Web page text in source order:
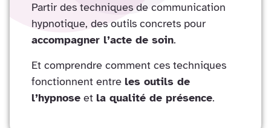
Partir des techniques de communication
hypnotique, des outils concrets pour
accompagner l’acte de soin.
Et comprendre comment ces techniques
fonctionnent entre les outils de
l’hypnose et la qualité de présence.